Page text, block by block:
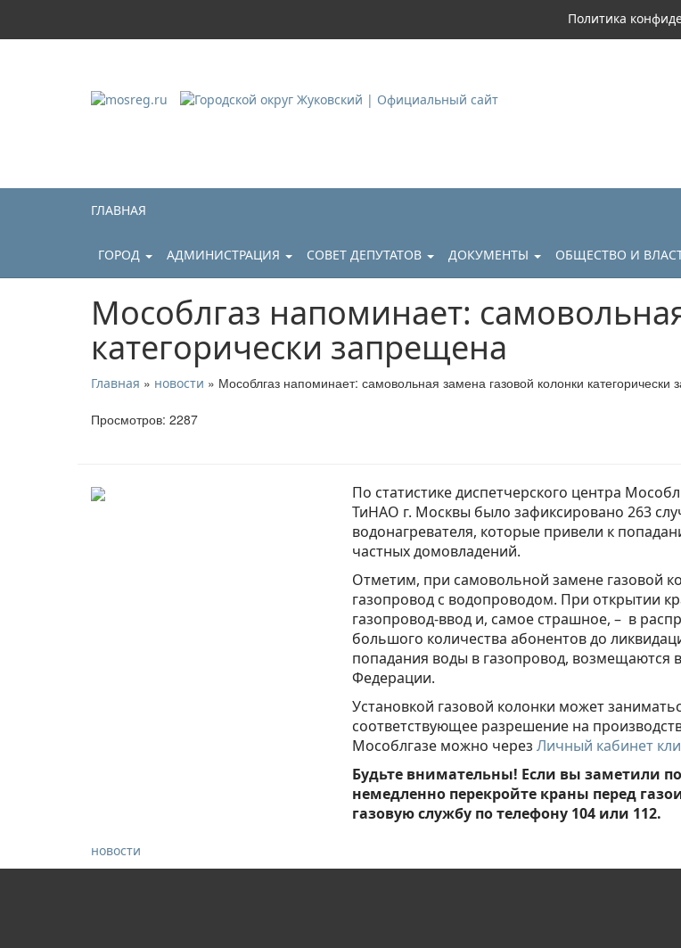
Политика
ГЛАВНАЯ
ГОРОД АДМИНИСТРАЦИЯ СОВЕТ ДЕПУТАТОВ ДОКУМЕНТЫ ОБЩЕСТВО И
Мособлгаз напоминает:
категорически запрещена
Главная » новости » Мособлгаз напоминает: самовольная замена газовой колонки категорически
Просмотров: 2287
По статистике диспетчерского центра
ТиНАО г. Москвы было зафиксировано 263
водонагревателя, которые привели к
частных домовладений.
Отметим, при самовольной замене газовой
газопровод с водопроводом. При открытии
газопровод-ввод и, самое страшное, – в
большого количества абонентов до
попадания воды в газопровод, возмещаются
Федерации.
Установкой газовой колонки может
соответствующее разрешение на
Мособлгазе можно через Личный кабинет
Будьте внимательны! Если вы заметили
немедленно перекройте краны перед
газовую службу по телефону 104 или 112.
новости